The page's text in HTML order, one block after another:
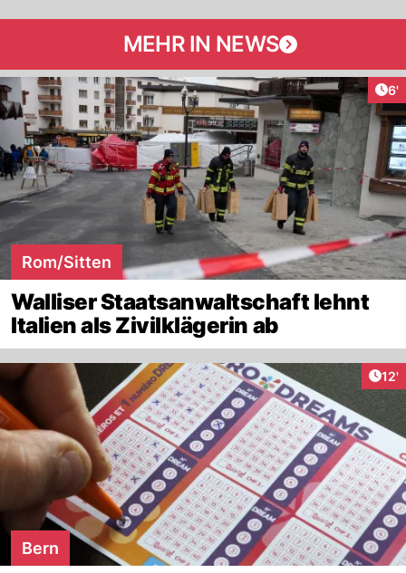
MEHR IN NEWS
6'
Rom/Sitten
Walliser Staatsanwaltschaft lehnt
Italien als Zivilklägerin ab
12'
Bern